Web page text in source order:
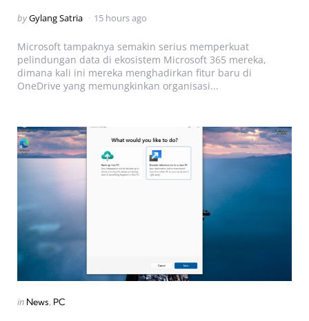
Posted
byGylang Satria 15 hours ago
Microsoft tampaknya semakin serius memperkuat
pelindungan data di ekosistem Microsoft 365 mereka,
dimana kali ini mereka menghadirkan fitur baru di
OneDrive yang memungkinkan organisasi...
Categories
Posted
in News PC